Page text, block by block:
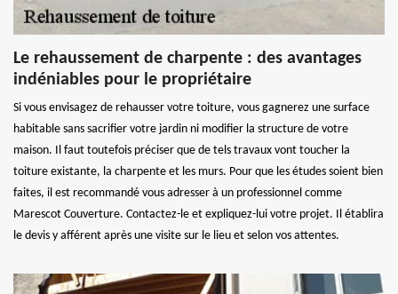
Le rehaussement de charpente : des avantages
indéniables pour le propriétaire
Si vous envisagez de rehausser votre toiture, vous gagnerez une surface
habitable sans sacrifier votre jardin ni modifier la structure de votre
maison. Il faut toutefois préciser que de tels travaux vont toucher la
toiture existante, la charpente et les murs. Pour que les études soient bien
faites, il est recommandé vous adresser à un professionnel comme
Marescot Couverture. Contactez-le et expliquez-lui votre projet. Il établira
le devis y afférent après une visite sur le lieu et selon vos attentes.